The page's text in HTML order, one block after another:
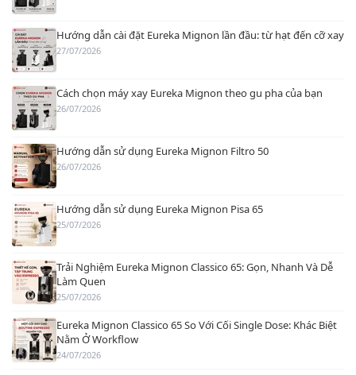
Hướng dẫn cài đặt Eureka Mignon lần đầu: từ hạt đến cỡ xay
27/07/2026
Cách chọn máy xay Eureka Mignon theo gu pha của bạn
26/07/2026
Hướng dẫn sử dụng Eureka Mignon Filtro 50
26/07/2026
Hướng dẫn sử dụng Eureka Mignon Pisa 65
25/07/2026
Trải Nghiệm Eureka Mignon Classico 65: Gọn, Nhanh Và Dễ
Làm Quen
25/07/2026
Eureka Mignon Classico 65 So Với Cối Single Dose: Khác Biệt
Nằm Ở Workflow
24/07/2026